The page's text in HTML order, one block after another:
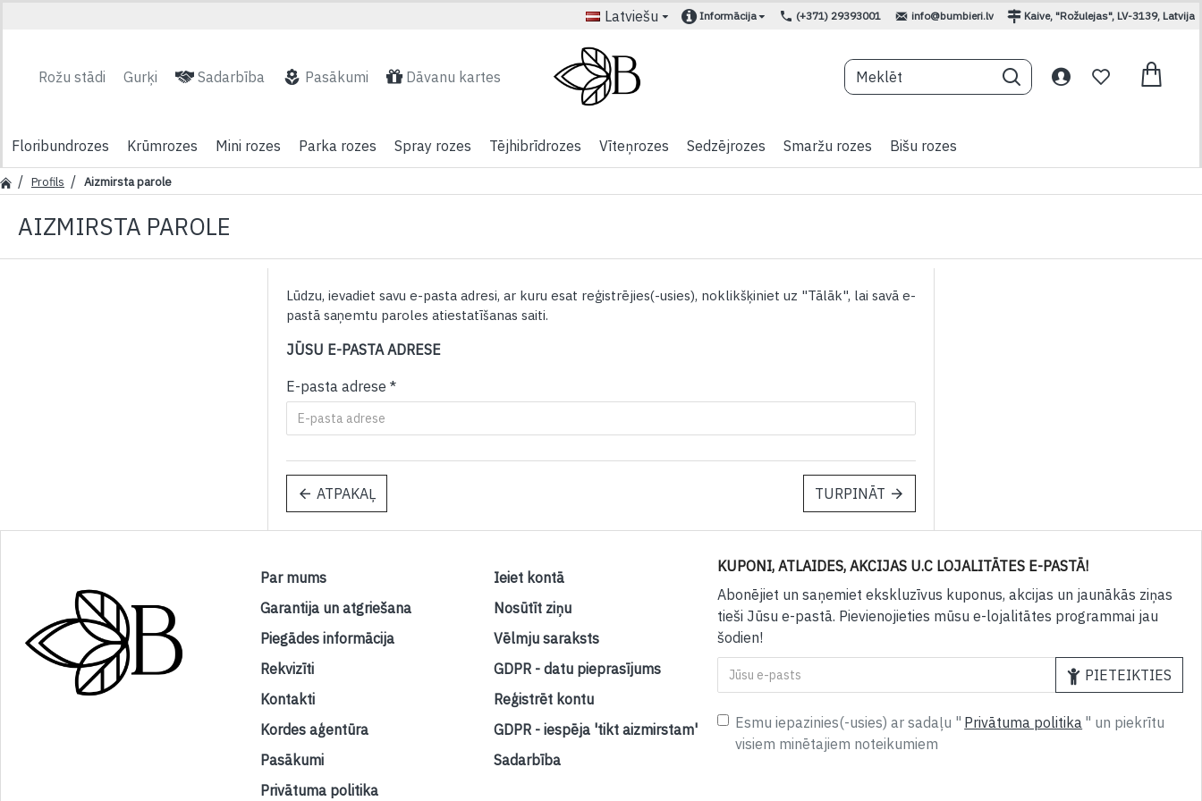
Latviešu Informācija (+371) 29393001 info@bumbieri.lv Kaive, "Rožulejas", LV-3139, Latvija
Rožu stādi Gurķi Sadarbība Pasākumi Dāvanu kartes
Floribundrozes Krūmrozes Mini rozes Parka rozes Spray rozes Tējhibrīdrozes Vīteņrozes Sedzējrozes Smaržu rozes Bišu rozes
Profils Aizmirsta parole
AIZMIRSTA PAROLE
Lūdzu, ievadiet savu e-pasta adresi, ar kuru esat reģistrējies(-usies), noklikšķiniet uz "Tālāk", lai savā e-
pastā saņemtu paroles atiestatīšanas saiti.
JŪSU E-PASTA ADRESE
E-pasta adrese
ATPAKAĻ TURPINĀT
Par mums
Garantija un atgriešana
Piegādes informācija
Rekvizīti
Kontakti
Kordes aģentūra
Pasākumi
Privātuma politika
Ieiet kontā
Nosūtīt ziņu
Vēlmju saraksts
GDPR - datu pieprasījums
Reģistrēt kontu
GDPR - iespēja 'tikt aizmirstam'
Sadarbība
KUPONI, ATLAIDES, AKCIJAS U.C LOJALITĀTES E-PASTĀ!
Abonējiet un saņemiet ekskluzīvus kuponus, akcijas un jaunākās ziņas
tieši Jūsu e-pastā. Pievienojieties mūsu e-lojalitātes programmai jau
šodien!
PIETEIKTIES
Esmu iepazinies(-usies) ar sadaļu " Privātuma politika " un piekrītu
visiem minētajiem noteikumiem